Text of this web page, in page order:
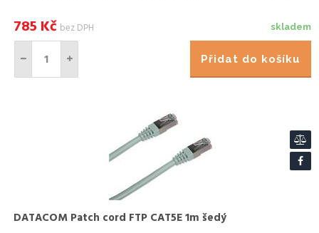
skladem
785 Kč bez DPH
Přidat do košíku
DATACOM Patch cord FTP CAT5E 1m šedý